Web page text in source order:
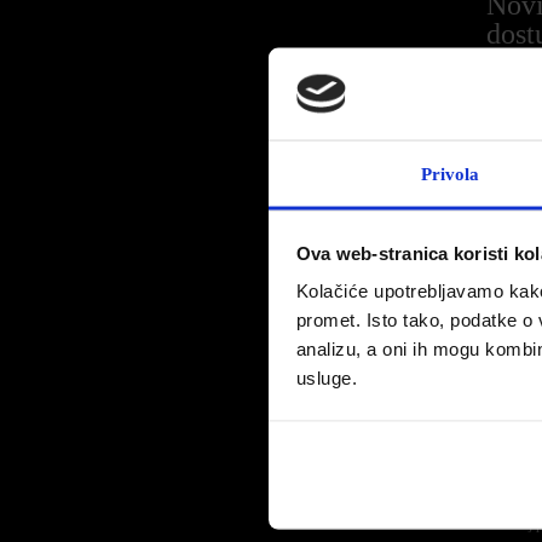
Privola
Ova web-stranica koristi
Kolačiće upotrebljavamo
promet. Isto tako, podatke
analizu, a oni ih mogu
usluge.
jamstvo
godišta i
nakon